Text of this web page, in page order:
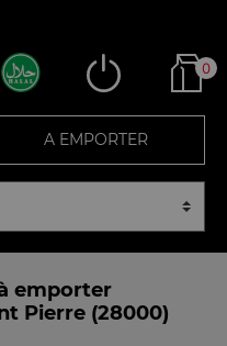
0
A EMPORTER
emporter
Pierre (28000)